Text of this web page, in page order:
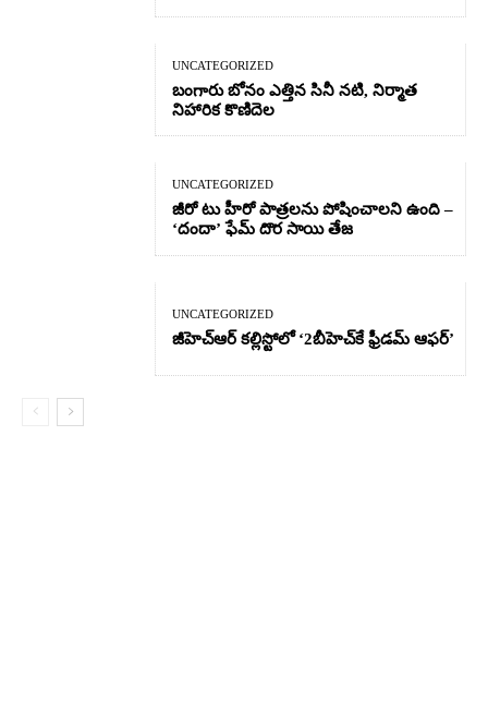
UNCATEGORIZED
బంగారు బోనం ఎత్తిన సినీ నటి, నిర్మాత
నిహారిక కొణిదెల
UNCATEGORIZED
జీరో టు హీరో పాత్రలను పోషించాలని ఉంది –
‘దందా’ ఫేమ్ దొర సాయి తేజ
UNCATEGORIZED
జీహెచ్ఆర్‌ కల్లిస్టోలో ‘2బీహెచ్‌కే ఫ్రీడమ్ ఆఫర్’